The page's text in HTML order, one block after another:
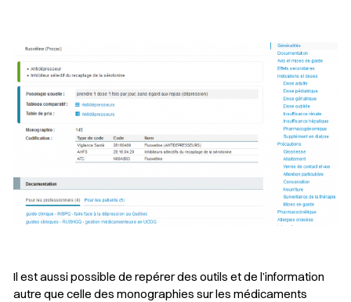
Il est aussi possible de repérer des outils et de l’information
autre que celle des monographies sur les médicaments